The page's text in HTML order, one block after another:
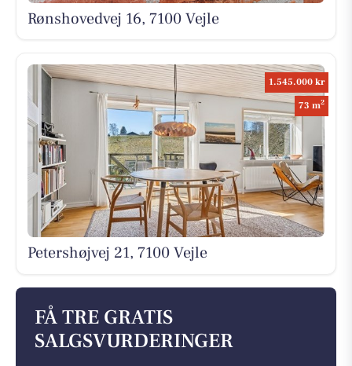
Rønshovedvej 16, 7100 Vejle
1.545.000 kr
73 m2
Petershøjvej 21, 7100 Vejle
FÅ TRE GRATIS
SALGSVURDERINGER